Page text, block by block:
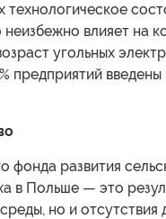
технологическое
влияет на
угольных
предприятий
фонда развития
в Польше — это
но и